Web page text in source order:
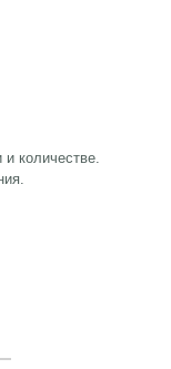
количестве.